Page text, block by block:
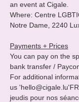
an event at Cigale.
Where: Centre
Notre Dame, 2240
Payments + Prices
You can pay on the
bank transfer /
For additional
us
jeudis pour nos